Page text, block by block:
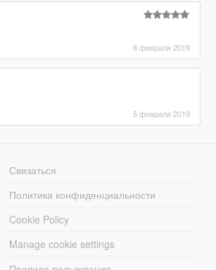
8 февраля 2019
5 февраля 2019
Связаться
Политика конфиденциальности
Cookie Policy
Manage cookie settings